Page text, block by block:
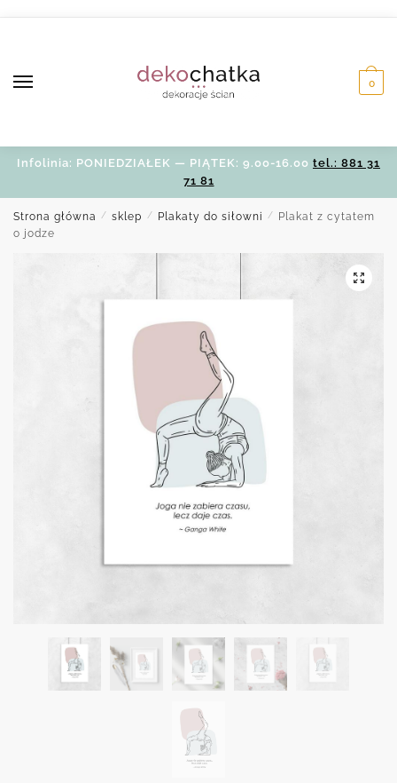
0
Infolinia: PONIEDZIAŁEK — PIĄTEK: 9.00-16.00 tel.: 881 31
71 81
Strona główna / sklep / Plakaty do siłowni /
Plakat z cytatem
o jodze